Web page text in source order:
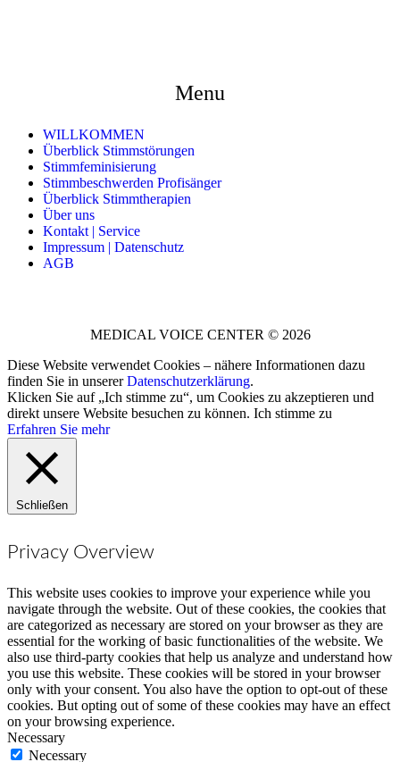
Menu
WILLKOMMEN
Überblick Stimmstörungen
Stimmfeminisierung
Stimmbeschwerden Profisänger
Überblick Stimmtherapien
Über uns
Kontakt | Service
Impressum | Datenschutz
AGB
MEDICAL VOICE CENTER © 2026
Diese Website verwendet Cookies – nähere Informationen dazu
finden Sie in unsererDatenschutzerklärung.
Klicken Sie auf „Ich stimme zu“, um Cookies zu akzeptieren und
direkt unsere Website besuchen zu können. Ich stimme zu
Erfahren Sie mehr
Schließen
Privacy Overview
This website uses cookies to improve your experience while you
navigate through the website. Out of these cookies, the cookies that
are categorized as necessary are stored on your browser as they are
essential for the working of basic functionalities of the website. We
also use third-party cookies that help us analyze and understand how
you use this website. These cookies will be stored in your browser
only with your consent. You also have the option to opt-out of these
cookies. But opting out of some of these cookies may have an effect
on your browsing experience.
Necessary
Necessary